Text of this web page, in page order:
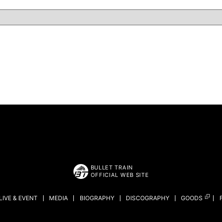
BULLET TRAIN
OFFICIAL WEB SITE
& EVENT MEDIA BIOGRAPHY DISCOGRAPHY GOODS